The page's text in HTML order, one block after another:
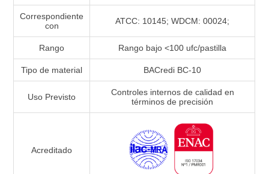
Correspondiente
con
ATCC: 10145; WDCM: 00024;
Rango Rango bajo <100 ufc/pastilla
Tipo de material BACredi BC-10
Uso Previsto
Controles internos de calidad en
términos de precisión
Acreditado